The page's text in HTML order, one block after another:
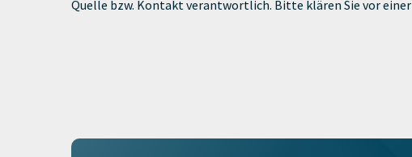
Quelle bzw. Kontakt verantwortlich. Bitte klären Sie vor